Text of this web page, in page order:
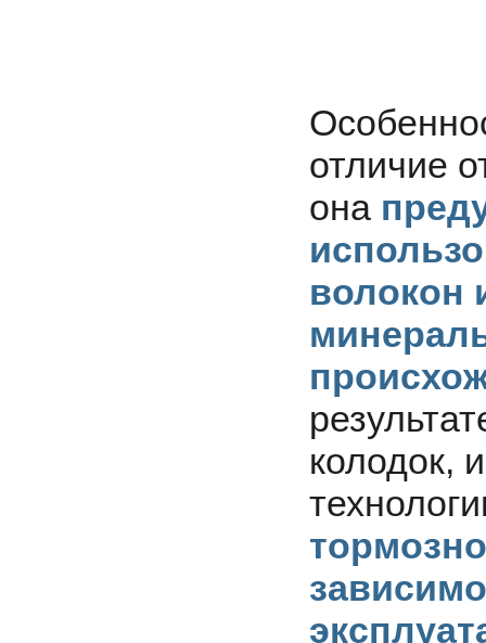
отличие
она
волокон
колодок,